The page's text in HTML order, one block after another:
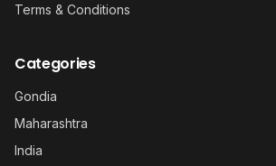
Terms & Conditions
Categories
Gondia
Maharashtra
India